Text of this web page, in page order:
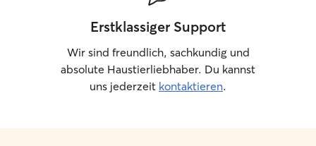
Erstklassiger Support
Wir sind freundlich, sachkundig und
absolute Haustierliebhaber. Du kannst
uns jederzeit kontaktieren.